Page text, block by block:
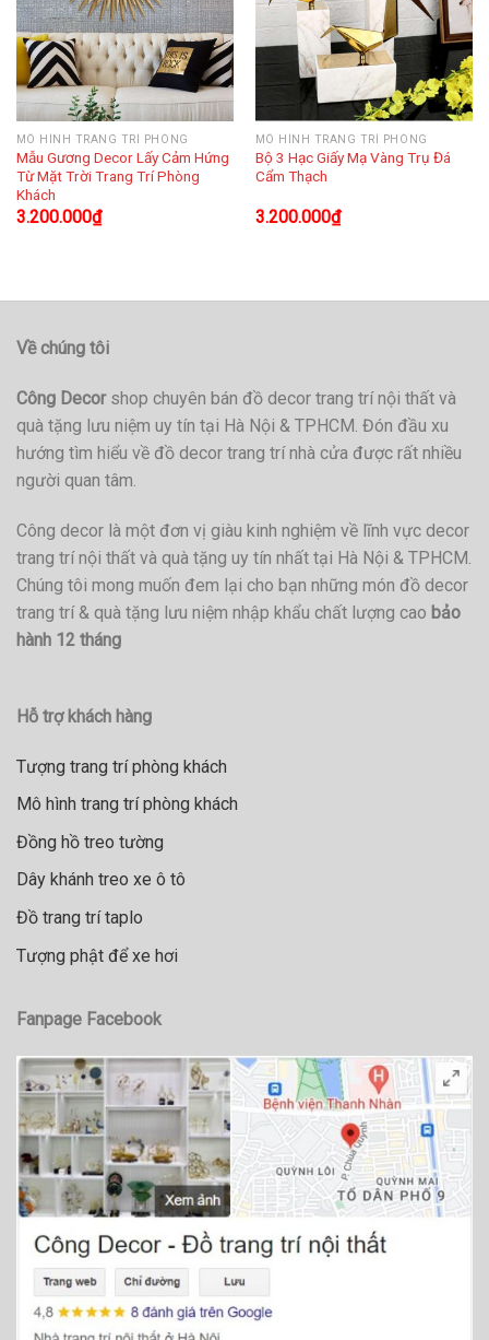
MÔ HÌNH TRANG TRÍ PHÒNG
Mẫu Gương Decor Lấy Cảm Hứng
Từ Mặt Trời Trang Trí Phòng
Khách
3.200.000₫
MÔ HÌNH TRANG TRÍ PHÒNG
Bộ 3 Hạc Giấy Mạ Vàng Trụ Đá
Cẩm Thạch
3.200.000₫
Về chúng tôi
Công Decorshop chuyên bán đồ decor trang trí nội thất và
quà tặng lưu niệm uy tín tại Hà Nội & TPHCM. Đón đầu xu
hướng tìm hiểu về đồ decor trang trí nhà cửa được rất nhiều
người quan tâm.
Công decor là một đơn vị giàu kinh nghiệm về lĩnh vực decor
trang trí nội thất và quà tặng uy tín nhất tại Hà Nội & TPHCM.
Chúng tôi mong muốn đem lại cho bạn những món đồ decor
trang trí & quà tặng lưu niệm nhập khẩu chất lượng cao bảo
hành 12 tháng
Hỗ trợ khách hàng
Tượng trang trí phòng khách
Mô hình trang trí phòng khách
Đồng hồ treo tường
Dây khánh treo xe ô tô
Đồ trang trí taplo
Tượng phật để xe hơi
Fanpage Facebook